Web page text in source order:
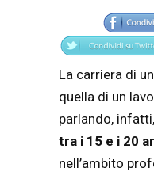
La carriera di
quella di un
parlando,
tra i 15 e i 20
nell’ambito